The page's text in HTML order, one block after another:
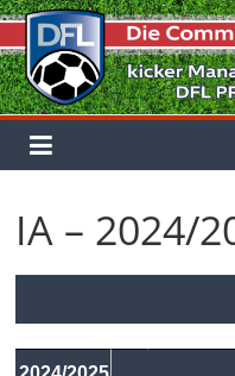
Zum
Inhalt
springen
IA – 2024/